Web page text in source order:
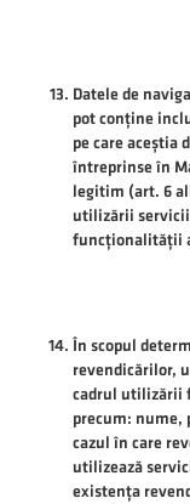
Datele de
pot conține
pe care aceștia
întreprinse în
legitim (art. 6
utilizării
funcționalității
În scopul
revendicărilor,
cadrul utilizării
precum: nume,
cazul în care
utilizează
existența